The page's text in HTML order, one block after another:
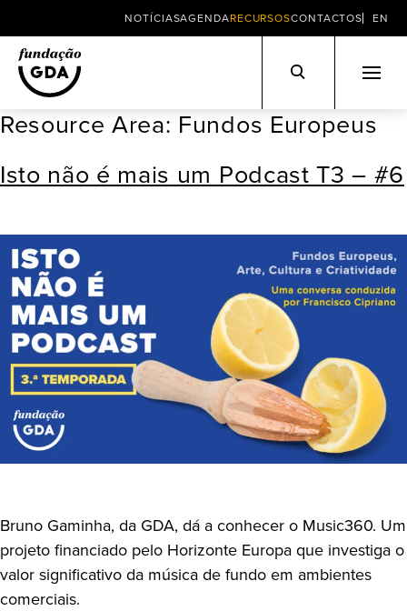
Skip
content
NOTÍCIASAGENDARECURSOSCONTACTOS EN
Resource Area: Fundos Europeus
Isto não é mais um Podcast T3 – #6
Bruno Gaminha, da GDA, dá a conhecer o Music360. Um
projeto financiado pelo Horizonte Europa que investiga o
valor significativo da música de fundo em ambientes
comerciais.